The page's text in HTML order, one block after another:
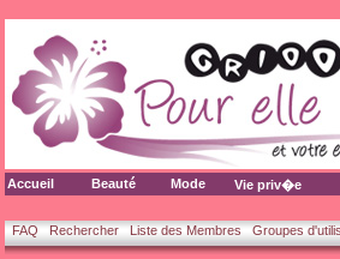
Accueil Beauté Mode Vie priv�e
FAQ Rechercher Liste des Membres Groupes